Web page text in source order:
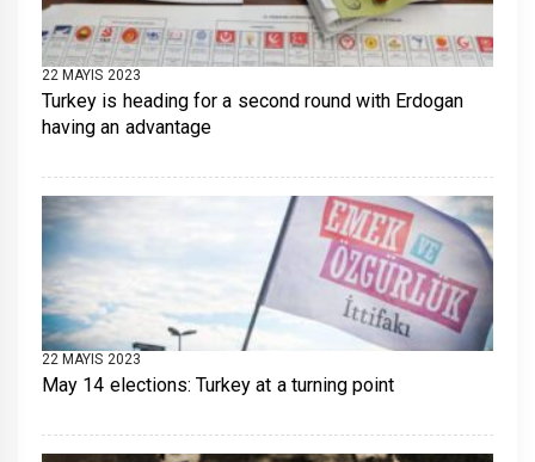
22 MAYIS 2023
Turkey is heading for a second round with Erdogan
having an advantage
22 MAYIS 2023
May 14 elections: Turkey at a turning point